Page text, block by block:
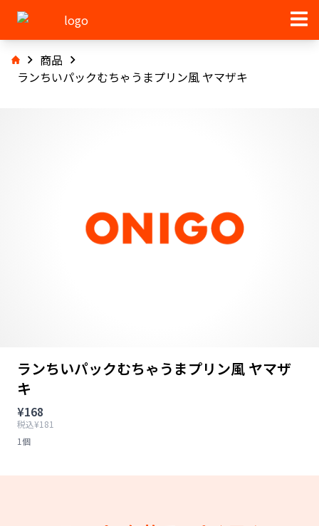
商品
ランちいパックむちゃうまプリン風 ヤマザキ
ランちいパックむちゃうまプリン風 ヤマザ
キ
¥168
税込¥181
1個